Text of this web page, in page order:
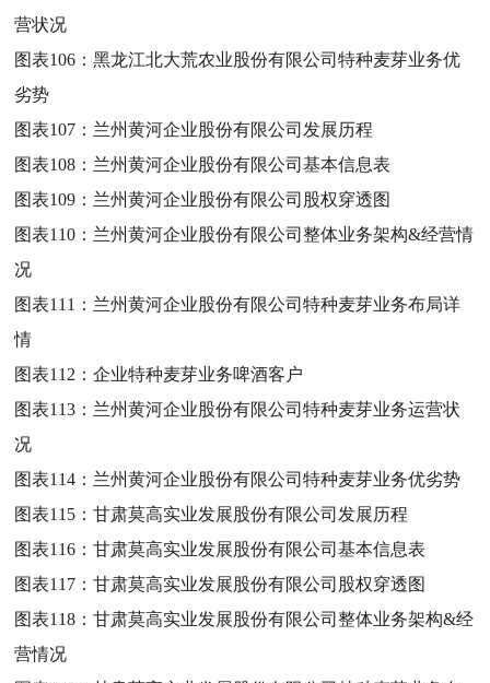
营状况
图表106：黑龙江北大荒农业股份有限公司特种麦芽业务优
劣势
图表107： 兰州黄河企业股份有限公司发展历程
图表108： 兰州黄河企业股份有限公司基本信息表
图表109： 兰州黄河企业股份有限公司股权穿透图
图表110： 兰州黄河企业股份有限公司整体业务架构&经营情
况
图表111： 兰州黄河企业股份有限公司特种麦芽业务布局详
情
图表112：企业特种麦芽业务啤酒客户
图表113： 兰州黄河企业股份有限公司特种麦芽业务运营状
况
图表114： 兰州黄河企业股份有限公司特种麦芽业务优劣势
图表115：甘肃莫高实业发展股份有限公司发展历程
图表116：甘肃莫高实业发展股份有限公司基本信息表
图表117：甘肃莫高实业发展股份有限公司股权穿透图
图表118：甘肃莫高实业发展股份有限公司整体业务架构&经
营情况